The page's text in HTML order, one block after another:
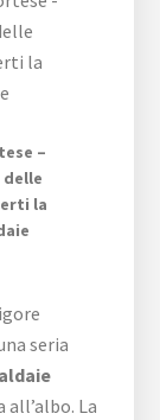
–
la
seria
La